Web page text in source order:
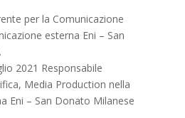
per la Comunicazione
esterna Eni – San
2021 Responsabile
Media Production nella
Eni – San Donato Milanese